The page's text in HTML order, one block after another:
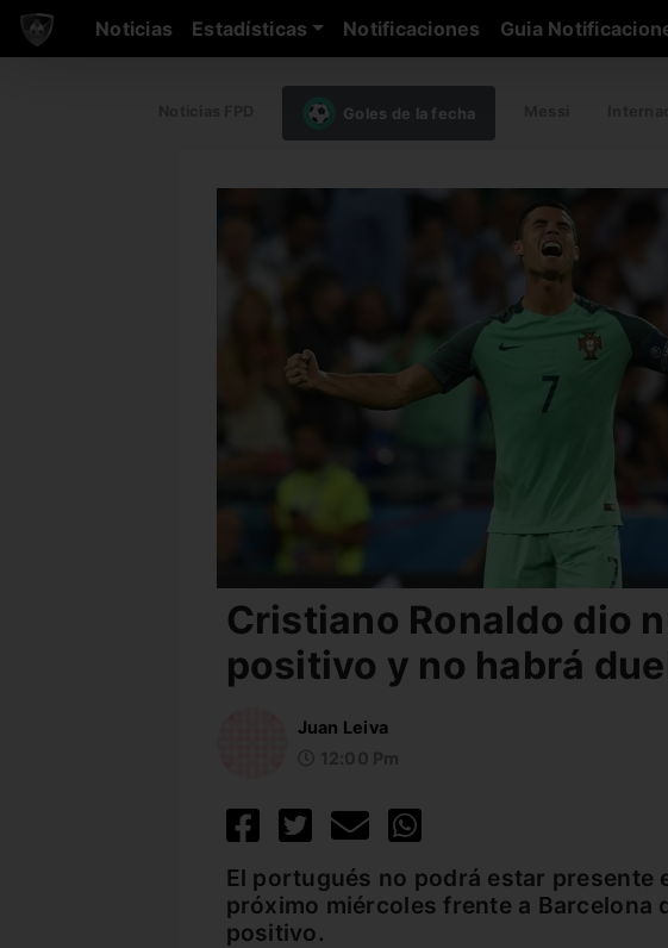
Noticias Estadísticas Notificaciones Guia
Goles de la fecha
Cristiano Ronaldo dio
positivo y no habrá
Juan Leiva
El portugués no podrá estar presente
próximo miércoles frente a Barcelona
positivo.